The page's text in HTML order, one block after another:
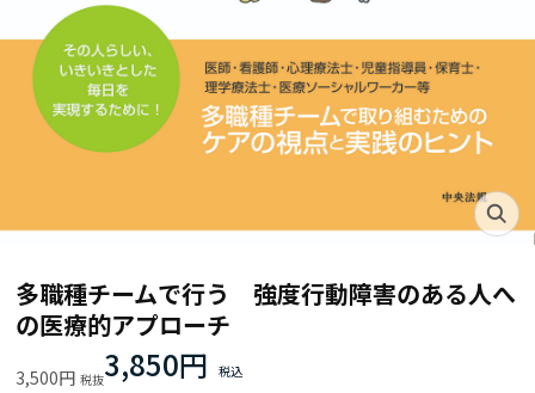
多職種チームで行う 強度行動障害のある人へ
の医療的アプローチ
3,500円 3,850円